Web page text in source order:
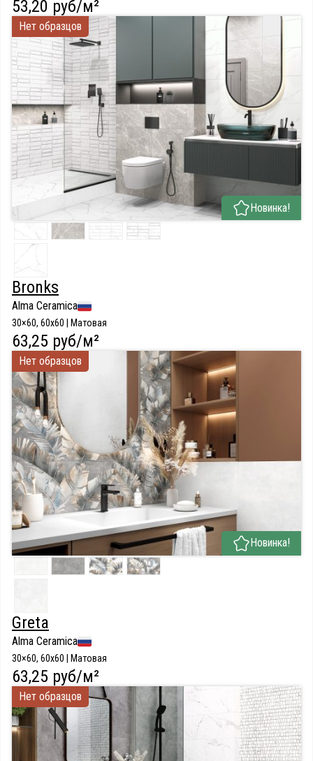
53,20 руб/м²
Нет образцов
Новинка!
Bronks
Alma Ceramica
30×60, 60x60 | Матовая
63,25 руб/м²
Нет образцов
Новинка!
Greta
Alma Ceramica
30×60, 60x60 | Матовая
63,25 руб/м²
Нет образцов